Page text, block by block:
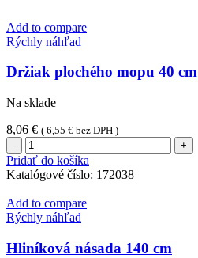
Add to compare
Rýchly náhľad
Držiak plochého mopu 40 cm
Na sklade
8,06 € ( 6,55 € bez DPH )
množstvo
Držiak
plochého
mopu
40
cm
Pridať do košíka
Katalógové číslo: 172038
Add to compare
Rýchly náhľad
Hliníková násada 140 cm